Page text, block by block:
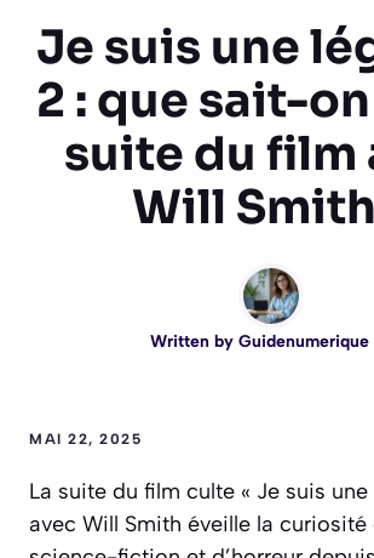
Je suis une
2 : que sait-
suite du film
Will
Written by Guidenumerique
MAI 22, 2025
La suite du film culte « Je suis une
avec Will Smith éveille la curiosité